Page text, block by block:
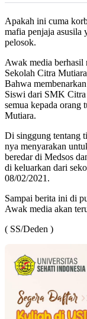
Apakah ini cuma
mafia penjaja asusila
pelosok.
Awak media
Sekolah Citra
Bahwa
Siswi dari SMK Citra
semua kepada
Mutiara.
Di singgung tentang
nya menyarakan
beredar di Medsos
di keluarkan dari
08/02/2021.
Sampai berita ini di
Awak media akan
( SS/Deden )